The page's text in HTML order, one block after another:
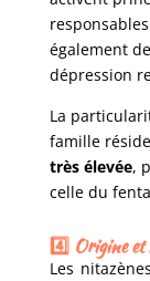
également
dépression
La
famille
très élevée,
celle du
4️⃣ Origine et
Les